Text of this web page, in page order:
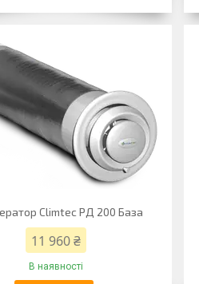
Climtec РД 200 База
11 960 ₴
В наявності